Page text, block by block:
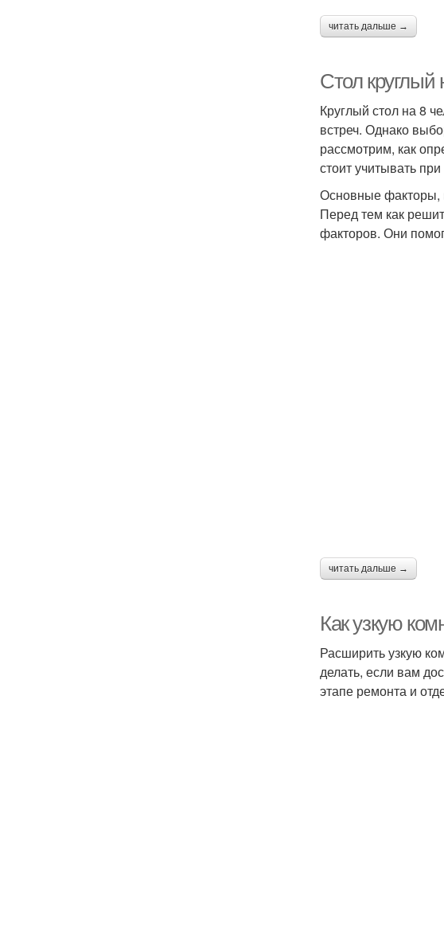
читать дальше →
Стол круглый
Круглый стол на 8
встреч. Однако
рассмотрим, как
стоит учитывать
Основные факторы,
Перед тем как
факторов. Они
читать дальше →
Как узкую
Расширить узкую
делать, если вам
этапе ремонта и